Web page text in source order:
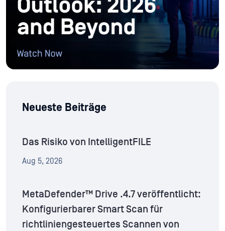
Neueste Beiträge
Das Risiko von IntelligentFILE
Aug 5, 2026
MetaDefender™ Drive .4.7 veröffentlicht:
Konfigurierbarer Smart Scan für
richtliniengesteuertes Scannen von